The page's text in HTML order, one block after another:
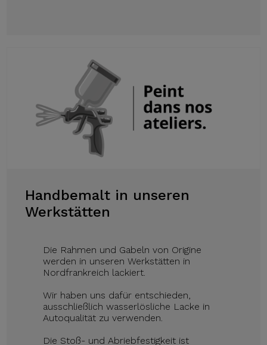
Handbemalt in unseren
Werkstätten
Die Rahmen und Gabeln von Origine
werden in unseren Werkstätten in
Nordfrankreich lackiert.
Wir haben uns dafür entschieden,
ausschließlich wasserlösliche Lacke in
Autoqualität zu verwenden.
Die Stoß- und Abriebfestigkeit ist